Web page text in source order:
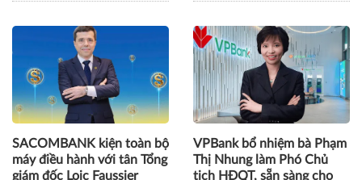
Phó Chủ tịch SHB Đỗ
Quang Vinh tham gia Đoàn
Chủ tịch Hội Doanh nhân
trẻ Việt Nam khóa VIII
Vingroup tái bổ nhiệm CEO
Nguyễn Việt Quang,
VinFast lần đầu vượt mốc
115.000 xe sau nửa năm